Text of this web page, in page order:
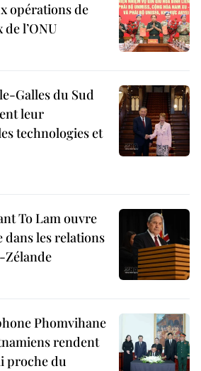
opérations de
l’ONU
Galles du Sud
leur
technologies et
To Lam ouvre
dans les relations
Zélande
Phomvihane
rendent
proche du